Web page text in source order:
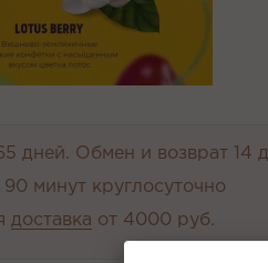
дней. Обмен и возврат 14
90 минут круглосуточно
доставка от 4000 руб.